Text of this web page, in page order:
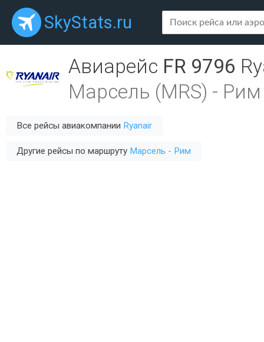
SkyStats.ru
Авиарейс FR 9796
Марсель (MRS) - Рим
Все рейсы авиакомпании Ryanair
Другие рейсы по маршруту Марсель - Рим